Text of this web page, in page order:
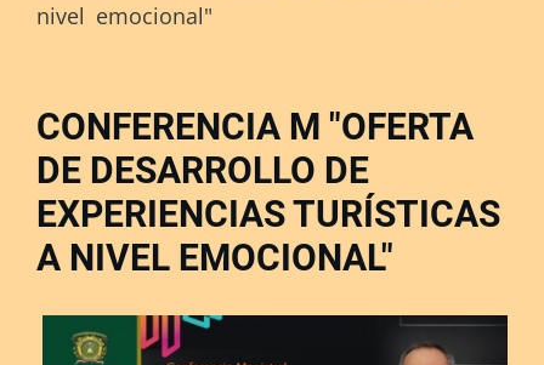
nivel emocional"
CONFERENCIA M "OFERTA
DE DESARROLLO DE
EXPERIENCIAS TURÍSTICAS
A NIVEL EMOCIONAL"